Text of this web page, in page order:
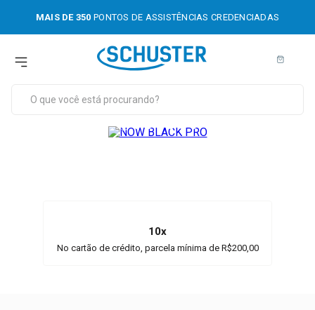
MAIS DE 350 PONTOS DE ASSISTÊNCIAS CREDENCIADAS
10x
No cartão de crédito, parcela mínima de R$200,00